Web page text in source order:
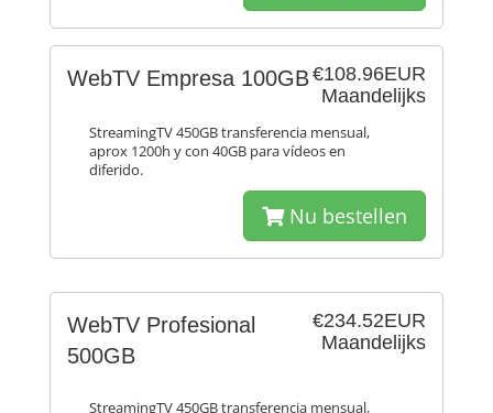
€108.96EUR
Maandelijks
WebTV Empresa 100GB
StreamingTV 450GB transferencia mensual,
aprox 1200h y con 40GB para vídeos en
diferido.
Nu bestellen
€234.52EUR
Maandelijks
WebTV Profesional
500GB
StreamingTV 450GB transferencia mensual,